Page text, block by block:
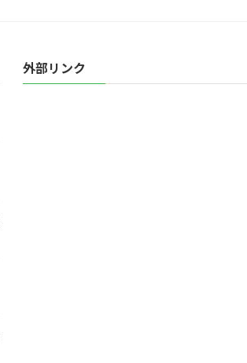
外部リンク